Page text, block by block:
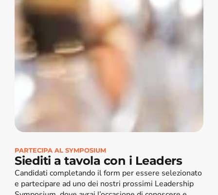
PARTECIPA AL SYMPOSIUM
Siediti a tavola con i Leaders
Candidati completando il form per essere selezionato
e partecipare ad uno dei nostri prossimi Leadership